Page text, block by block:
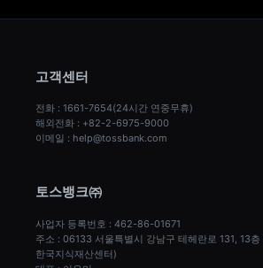
고객센터
전화 : 1661-7654(24시간 연중무휴)
해외전화 : +82-2-6975-9000
이메일 : help@tossbank.com
토스뱅크㈜
사업자 등록번호 : 462-86-01671
주소 : 06133 서울특별시 강남구 테헤란로 131, 13층
한국지식재산센터)